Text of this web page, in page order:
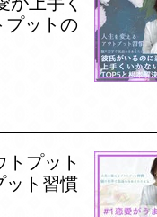
プットの
プット
ット習慣